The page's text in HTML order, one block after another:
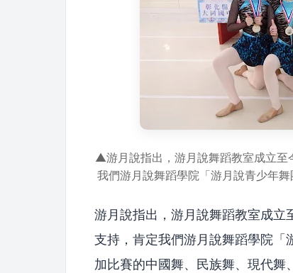
▲游月說指出，游月說舞蹈教室成立至
我們游月說舞蹈學院「游月說青少年
游月說指出，游月說舞蹈教室成
支持，肯定我們游月說舞蹈學院「
加比賽的中國舞、民族舞、現代